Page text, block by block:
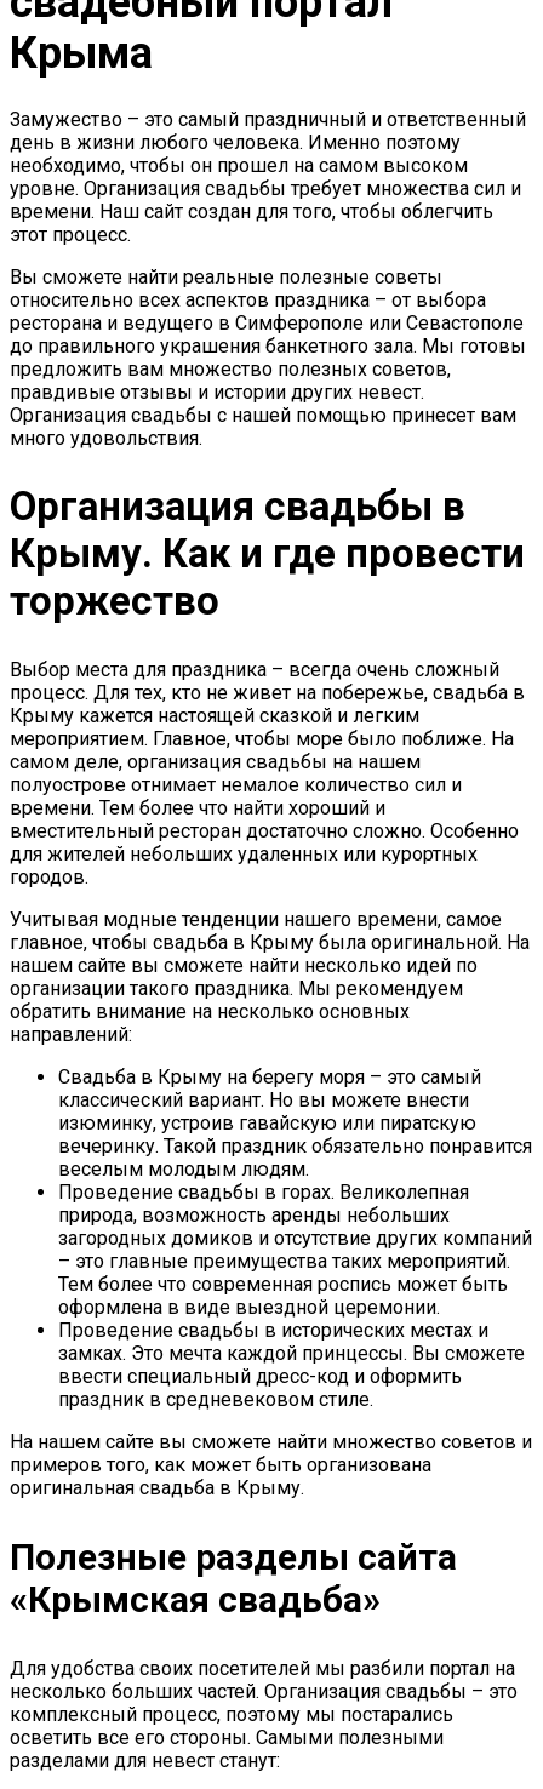
Крыма
Замужество – это самый праздничный и ответственный
день в жизни любого человека. Именно поэтому
необходимо, чтобы он прошел на самом высоком
уровне. Организация свадьбы требует множества сил и
времени. Наш сайт создан для того, чтобы облегчить
этот процесс.
Вы сможете найти реальные полезные советы
относительно всех аспектов праздника – от выбора
ресторана и ведущего в Симферополе или Севастополе
до правильного украшения банкетного зала. Мы готовы
предложить вам множество полезных советов,
правдивые отзывы и истории других невест.
Организация свадьбы с нашей помощью принесет вам
много удовольствия.
Организация свадьбы в
Крыму. Как и где провести
торжество
Выбор места для праздника – всегда очень сложный
процесс. Для тех, кто не живет на побережье, свадьба в
Крыму кажется настоящей сказкой и легким
мероприятием. Главное, чтобы море было поближе. На
самом деле, организация свадьбы на нашем
полуострове отнимает немалое количество сил и
времени. Тем более что найти хороший и
вместительный ресторан достаточно сложно. Особенно
для жителей небольших удаленных или курортных
городов.
Учитывая модные тенденции нашего времени, самое
главное, чтобы свадьба в Крыму была оригинальной. На
нашем сайте вы сможете найти несколько идей по
организации такого праздника. Мы рекомендуем
обратить внимание на несколько основных
направлений:
Свадьба в Крыму на берегу моря – это самый
классический вариант. Но вы можете внести
изюминку, устроив гавайскую или пиратскую
вечеринку. Такой праздник обязательно понравится
веселым молодым людям.
Проведение свадьбы в горах. Великолепная
природа, возможность аренды небольших
загородных домиков и отсутствие других компаний
– это главные преимущества таких мероприятий.
Тем более что современная роспись может быть
оформлена в виде выездной церемонии.
Проведение свадьбы в исторических местах и
замках. Это мечта каждой принцессы. Вы сможете
ввести специальный дресс-код и оформить
праздник в средневековом стиле.
На нашем сайте вы сможете найти множество советов и
примеров того, как может быть организована
оригинальная свадьба в Крыму.
Полезные разделы сайта
«Крымская свадьба»
Для удобства своих посетителей мы разбили портал на
несколько больших частей. Организация свадьбы – это
комплексный процесс, поэтому мы постарались
осветить все его стороны. Самыми полезными
разделами для невест станут: